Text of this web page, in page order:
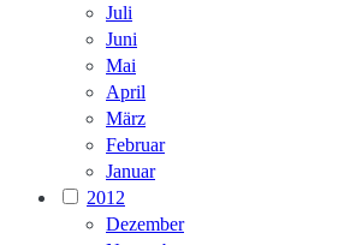
Juli
Juni
Mai
April
März
Februar
Januar
2012
Dezember